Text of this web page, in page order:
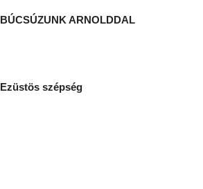
BÚCSÚZUNK ARNOLDDAL
Ezüstös szépség